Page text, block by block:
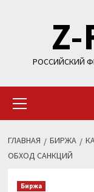
содержимому
РОССИЙСКИЙ
меню
ГЛАВНАЯ БИРЖА
ОБХОД САНКЦИЙ
Биржа